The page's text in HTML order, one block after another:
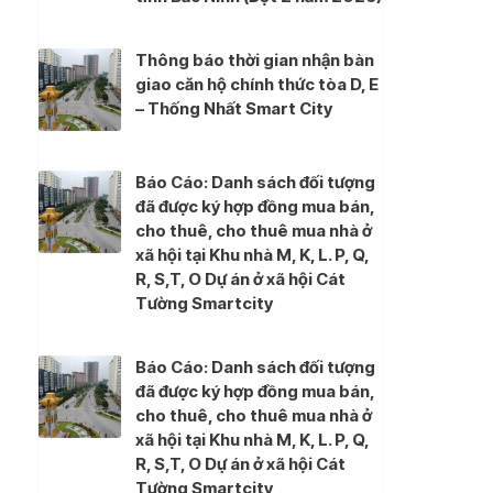
Thông báo thời gian nhận bàn
giao căn hộ chính thức tòa D, E
– Thống Nhất Smart City
Báo Cáo: Danh sách đối tượng
đã được ký hợp đồng mua bán,
cho thuê, cho thuê mua nhà ở
xã hội tại Khu nhà M, K, L. P, Q,
R, S,T, O Dự án ở xã hội Cát
Tường Smartcity
Báo Cáo: Danh sách đối tượng
đã được ký hợp đồng mua bán,
cho thuê, cho thuê mua nhà ở
xã hội tại Khu nhà M, K, L. P, Q,
R, S,T, O Dự án ở xã hội Cát
Tường Smartcity